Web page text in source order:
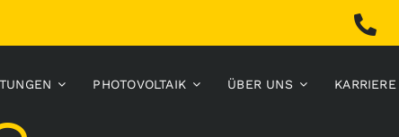
PHOTOVOLTAIK ÜBER UNS KARRIERE